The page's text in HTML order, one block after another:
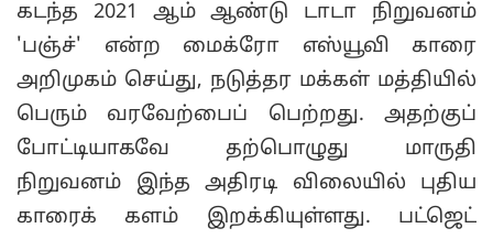
கடந்த 2021 ஆம் ஆண்டு டாடா நிறுவனம்
'பஞ்ச்' என்ற மைக்ரோ எஸ்யூவி காரை
அறிமுகம் செய்து, நடுத்தர மக்கள் மத்தியில்
பெரும் வரவேற்பைப் பெற்றது. அதற்குப்
போட்டியாகவே தற்பொழுது மாருதி
நிறுவனம் இந்த அதிரடி விலையில் புதிய
காரைக் களம் இறக்கியுள்ளது. பட்ஜெட்